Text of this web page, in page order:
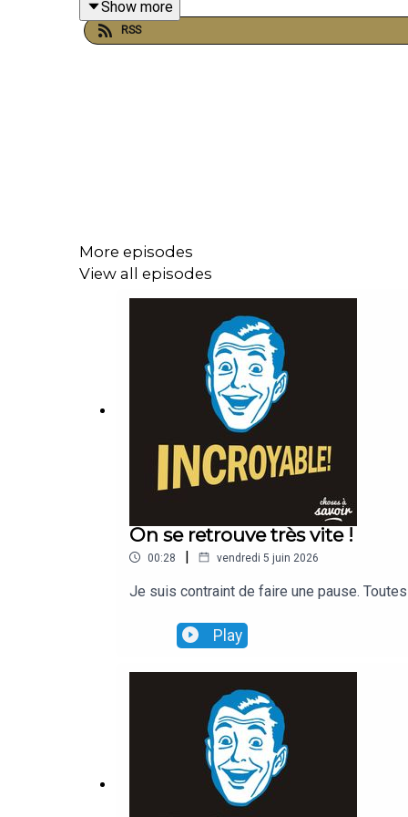
C'est en 1799 que cette drôle d'histoire s'est
C'est donc par ce concours de circonstance
Une affaire de connaisseurs
Pendant des années, la famille de Conrad
l'on ne sait trop comment – l'amusante situation
En 1802, un bijoutier se renseigne
modique somme de 3,5 dollars. Évidemment :
sonnantes et trébuchantes !
ruèrent alors pour extraire en masse ce qui
Rapidement, cependant, le filon s'appauvrit et ne
Mais ce n'est que partie remise.
Show more
RSS
More episodes
View all episodes
On se retrouve très vite !
00:28 | vendredi 5 juin 2026
Je suis contraint de faire une pause.
Play